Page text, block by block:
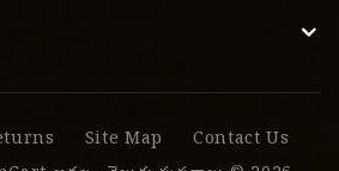
Site Map
Contact Us